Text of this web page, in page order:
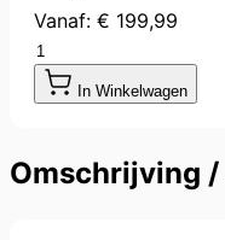
Vanaf: € 199,99
Aantal
In Winkelwagen
Omschrijving /